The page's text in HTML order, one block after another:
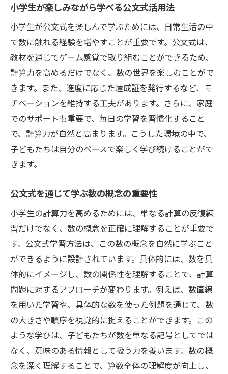
小学生が楽しみながら学べる公文式活用法
小学生が公文式を楽しんで学ぶためには、日常生活の中
で数に触れる経験を増やすことが重要です。公文式は、
教材を通じてゲーム感覚で取り組むことができるため、
計算力を高めるだけでなく、数の世界を楽しむことがで
きます。また、進度に応じた達成証を発行するなど、モ
チベーションを維持する工夫があります。さらに、家庭
でのサポートも重要で、毎日の学習を習慣化すること
で、計算力が自然と高まります。こうした環境の中で、
子どもたちは自分のペースで楽しく学び続けることがで
きます。
公文式を通じて学ぶ数の概念の重要性
小学生の計算力を高めるためには、単なる計算の反復練
習だけでなく、数の概念を正確に理解することが重要で
す。公文式学習方法は、この数の概念を自然に学ぶこと
ができるように設計されています。具体的には、数を具
体的にイメージし、数の関係性を理解することで、計算
問題に対するアプローチが変わります。例えば、数直線
を用いた学習や、具体的な数を使った例題を通じて、数
の大きさや順序を視覚的に捉えることができます。この
ような学びは、子どもたちが数を単なる記号としてでは
なく、意味のある情報として扱う力を養います。数の概
念を深く理解することで、算数全体の理解度が向上し、